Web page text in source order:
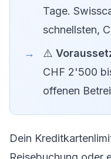
Tage.
schnellsten,
⚠️
CHF 2'500
offenen
Dein